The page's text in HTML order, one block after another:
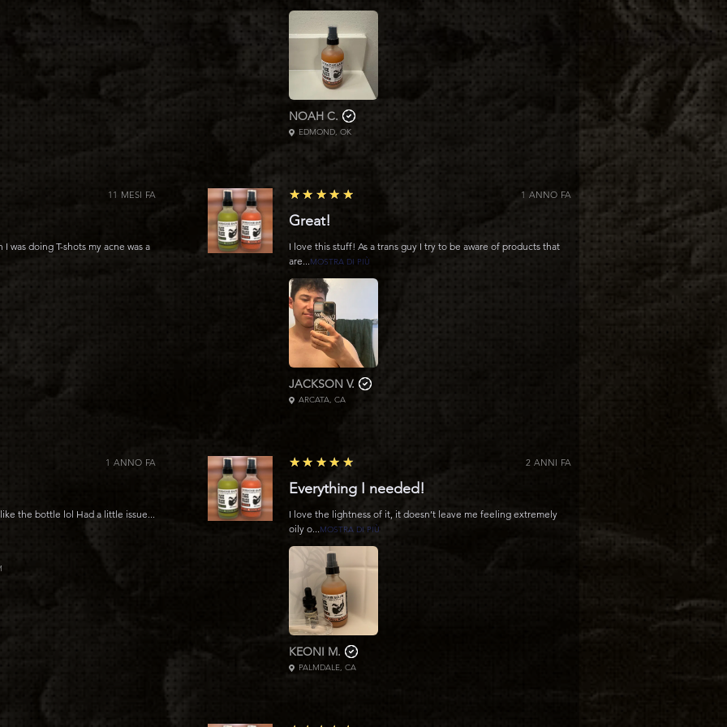
NOAH C.
EDMOND, OK
11 MESI FA
was doing T-shots my acne was a
1 ANNO FA
5
★★★★★
Great!
I love this stuff! As a trans guy I try to be aware of products that
are...
MOSTRA DI PIÙ
JACKSON V.
ARCATA, CA
1 ANNO FA
the bottle lol Had a little issue...
2 ANNI FA
5
★★★★★
Everything I needed!
I love the lightness of it, it doesn’t leave me feeling extremely
oily o...
MOSTRA DI PIÙ
KEONI M.
PALMDALE, CA